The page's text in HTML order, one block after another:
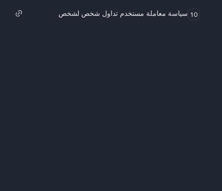
10 سياسة معاملة مستخدم تداول شخص لشخص